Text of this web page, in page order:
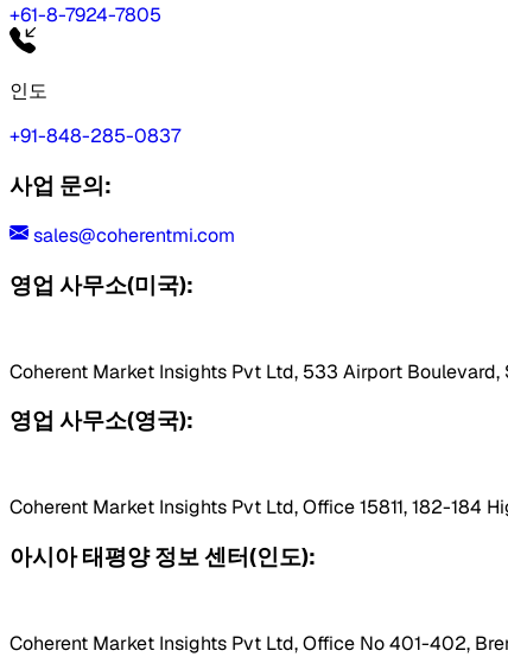
+61-8-7924-7805
인도
+91-848-285-0837
사업 문의:
sales@coherentmi.com
영업 사무소(미국):
Coherent Market Insights Pvt Ltd, 533 Airport
영업 사무소(영국):
Coherent Market Insights Pvt Ltd, Office 15811, 182-184
아시아 태평양 정보 센터(인도):
Coherent Market Insights Pvt Ltd, Office No 401-402,